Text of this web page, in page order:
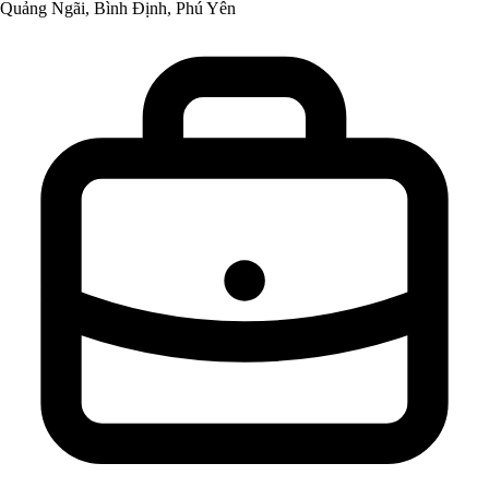
Quảng Ngãi, Bình Định, Phú Yên